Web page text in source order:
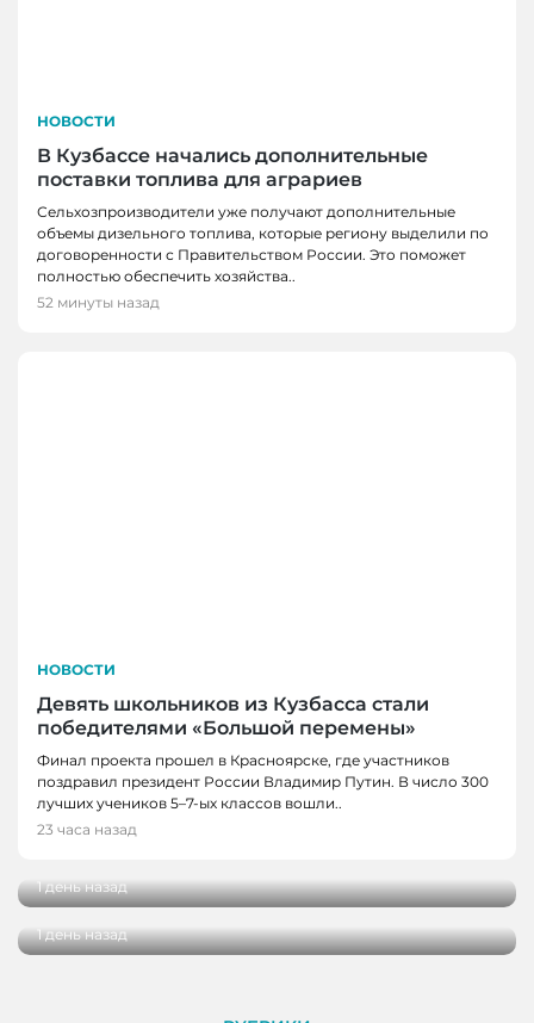
НОВОСТИ
В Кузбассе начались дополнительные
поставки топлива для аграриев
Сельхозпроизводители уже получают дополнительные
объемы дизельного топлива, которые региону выделили по
договоренности с Правительством России. Это поможет
полностью обеспечить хозяйства..
52 минуты назад
НОВОСТИ
Девять школьников из Кузбасса стали
победителями «Большой перемены»
Финал проекта прошел в Красноярске, где участников
поздравил президент России Владимир Путин. В число 300
лучших учеников 5–7-ых классов вошли..
23 часа назад
НОВОСТИ, НОВОСТИ НОВОКУЗНЕЦКА
Поликлиника №6 в Новокузнецке
1 день назад
НОВОСТИ
Молодежного центра
1 день назад